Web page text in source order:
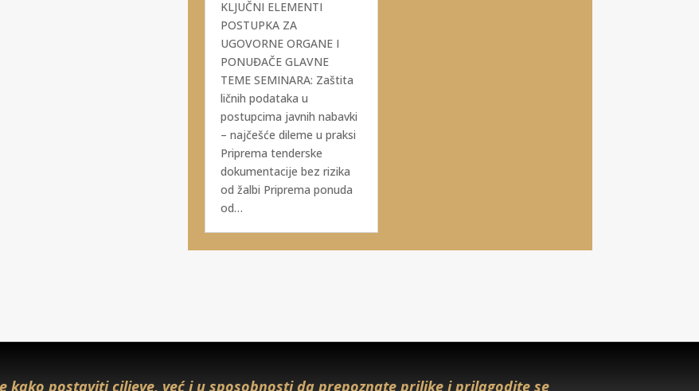
KLJUČNI ELEMENTI
POSTUPKA ZA
UGOVORNE ORGANE I
PONUĐAČE GLAVNE
TEME SEMINARA: Zaštita
ličnih podataka u
postupcima javnih nabavki
– najčešće dileme u praksi
Priprema tenderske
dokumentacije bez rizika
od žalbi Priprema ponuda
od…
kako postaviti ciljeve, već i u sposobnosti da prepoznate prilike i prilagodite se